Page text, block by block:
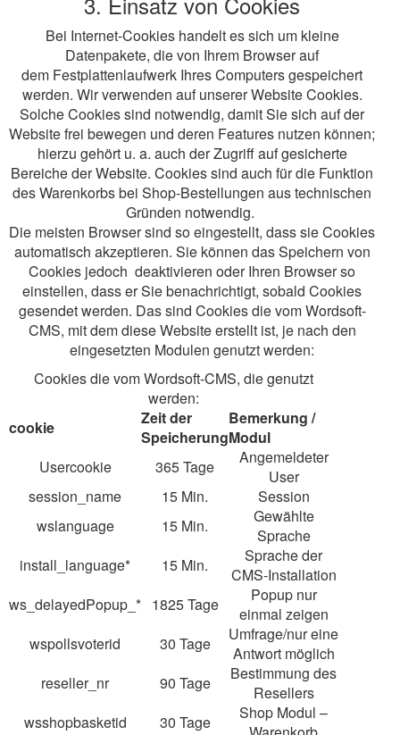
Bei Internet-Cookies handelt es sich um kleine
Datenpakete, die von Ihrem Browser auf
dem Festplattenlaufwerk Ihres Computers gespeichert
werden. Wir verwenden auf unserer Website Cookies.
Solche Cookies sind notwendig, damit Sie sich auf der
Website frei bewegen und deren Features nutzen können;
hierzu gehört u. a. auch der Zugriff auf gesicherte
Bereiche der Website. Cookies sind auch für die Funktion
des Warenkorbs bei Shop-Bestellungen aus technischen
Gründen notwendig.
Die meisten Browser sind so eingestellt, dass sie Cookies
automatisch akzeptieren. Sie können das Speichern von
Cookies jedoch deaktivieren oder Ihren Browser so
einstellen, dass er Sie benachrichtigt, sobald Cookies
gesendet werden. Das sind Cookies die vom Wordsoft-
CMS, mit dem diese Website erstellt ist, je nach den
eingesetzten Modulen genutzt werden:
Cookies die vom Wordsoft-CMS, die genutzt
werden:
cookie
Zeit der
Speicherung
Bemerkung /
Modul
Usercookie
365 Tage
Angemeldeter
User
session_name
15 Min.
Session
wslanguage
15 Min.
Gewählte
Sprache
install_language*
15 Min.
Sprache der
CMS-Installation
ws_delayedPopup_* 1825 Tage
Popup nur
einmal zeigen
wspollsvoterid
30 Tage
Umfrage/nur eine
Antwort möglich
reseller_nr
90 Tage
Bestimmung des
Resellers
wsshopbasketid
30 Tage
Shop Modul –